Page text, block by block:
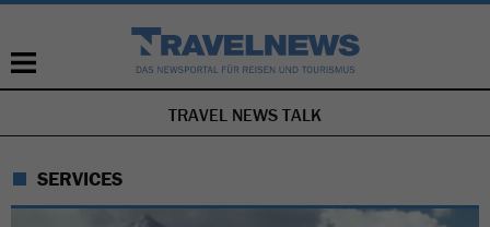
NAVIGATION
ÜBERSPRINGEN
TRAVEL NEWS TALK
SERVICES